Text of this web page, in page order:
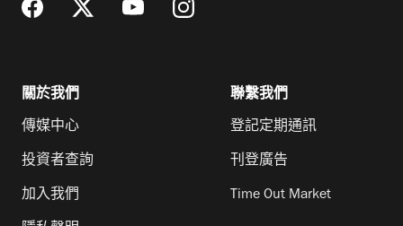
關於我們
傳媒中心
投資者查詢
加入我們
聯繫我們
登記定期通訊
刊登廣告
Time Out Market